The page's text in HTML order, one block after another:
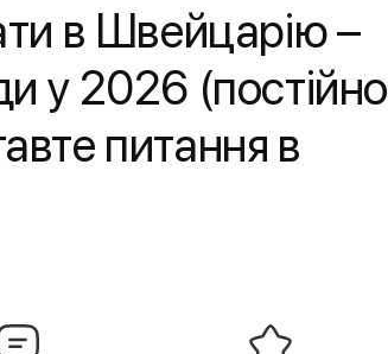
в Швейцарію –
у 2026 (постійно
питання в